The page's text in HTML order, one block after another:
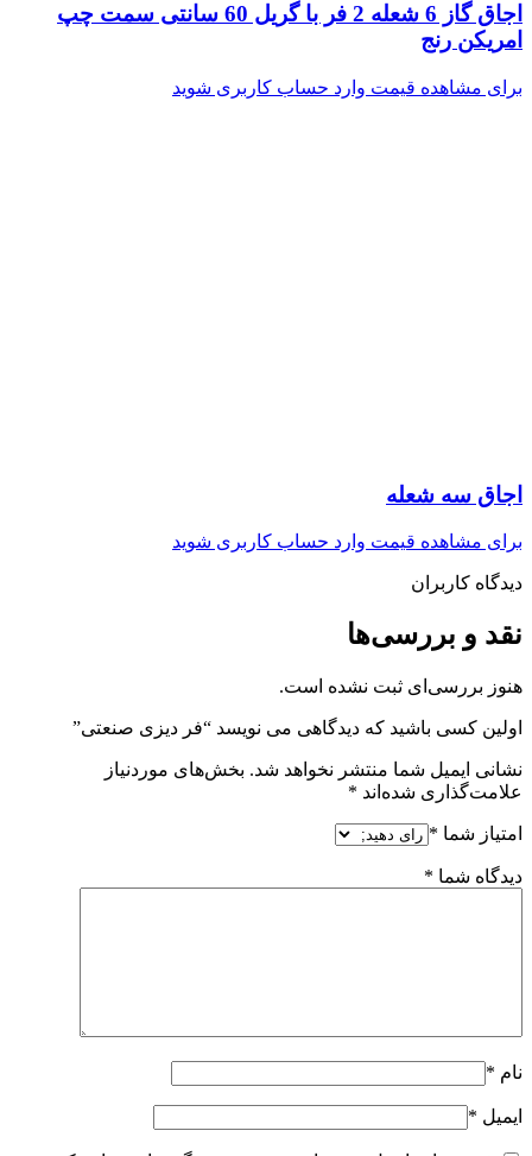
اجاق گاز 6 شعله 2 فر با گریل 60 سانتی سمت چپ
امریکن رنج
برای مشاهده قیمت وارد حساب کاربری شوید
اجاق سه شعله
برای مشاهده قیمت وارد حساب کاربری شوید
دیدگاه کاربران
نقد و بررسی‌ها
هنوز بررسی‌ای ثبت نشده است.
اولین کسی باشید که دیدگاهی می نویسد “فر دیزی صنعتی”
نشانی ایمیل شما منتشر نخواهد شد. بخش‌های موردنیاز
علامت‌گذاری شده‌اند *
امتیاز شما *
دیدگاه شما *
نام *
ایمیل *